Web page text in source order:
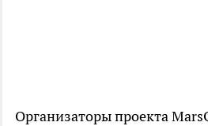
Организаторы проекта